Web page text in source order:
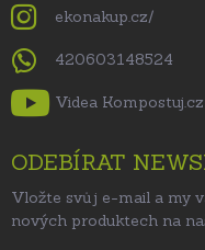
ekonakup.cz/
420603148524
Videa
ODEBÍRAT
Vložte svůj e-mail a my
nových produktech na